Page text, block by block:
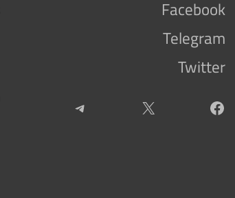
Facebook
Telegram
Twitter
Facebook
X
Telegram